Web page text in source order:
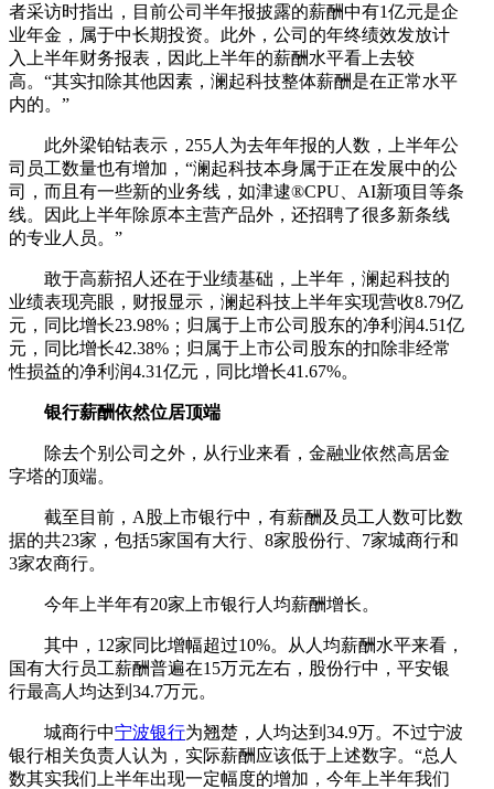
者采访时指出，目前公司半年报披露的薪酬中有1亿元是企
业年金，属于中长期投资。此外，公司的年终绩效发放计
入上半年财务报表，因此上半年的薪酬水平看上去较
高。“其实扣除其他因素，澜起科技整体薪酬是在正常水平
内的。”
此外梁铂钴表示，255人为去年年报的人数，上半年公
司员工数量也有增加，“澜起科技本身属于正在发展中的公
司，而且有一些新的业务线，如津逮®CPU、AI新项目等条
线。因此上半年除原本主营产品外，还招聘了很多新条线
的专业人员。”
敢于高薪招人还在于业绩基础，上半年，澜起科技的
业绩表现亮眼，财报显示，澜起科技上半年实现营收8.79亿
元，同比增长23.98%；归属于上市公司股东的净利润4.51亿
元，同比增长42.38%；归属于上市公司股东的扣除非经常
性损益的净利润4.31亿元，同比增长41.67%。
银行薪酬依然位居顶端
除去个别公司之外，从行业来看，金融业依然高居金
字塔的顶端。
截至目前，A股上市银行中，有薪酬及员工人数可比数
据的共23家，包括5家国有大行、8家股份行、7家城商行和
3家农商行。
今年上半年有20家上市银行人均薪酬增长。
其中，12家同比增幅超过10%。从人均薪酬水平来看，
国有大行员工薪酬普遍在15万元左右，股份行中，平安银
行最高人均达到34.7万元。
城商行中宁波银行为翘楚，人均达到34.9万。不过宁波
银行相关负责人认为，实际薪酬应该低于上述数字。“总人
数其实我们上半年出现一定幅度的增加，今年上半年我们